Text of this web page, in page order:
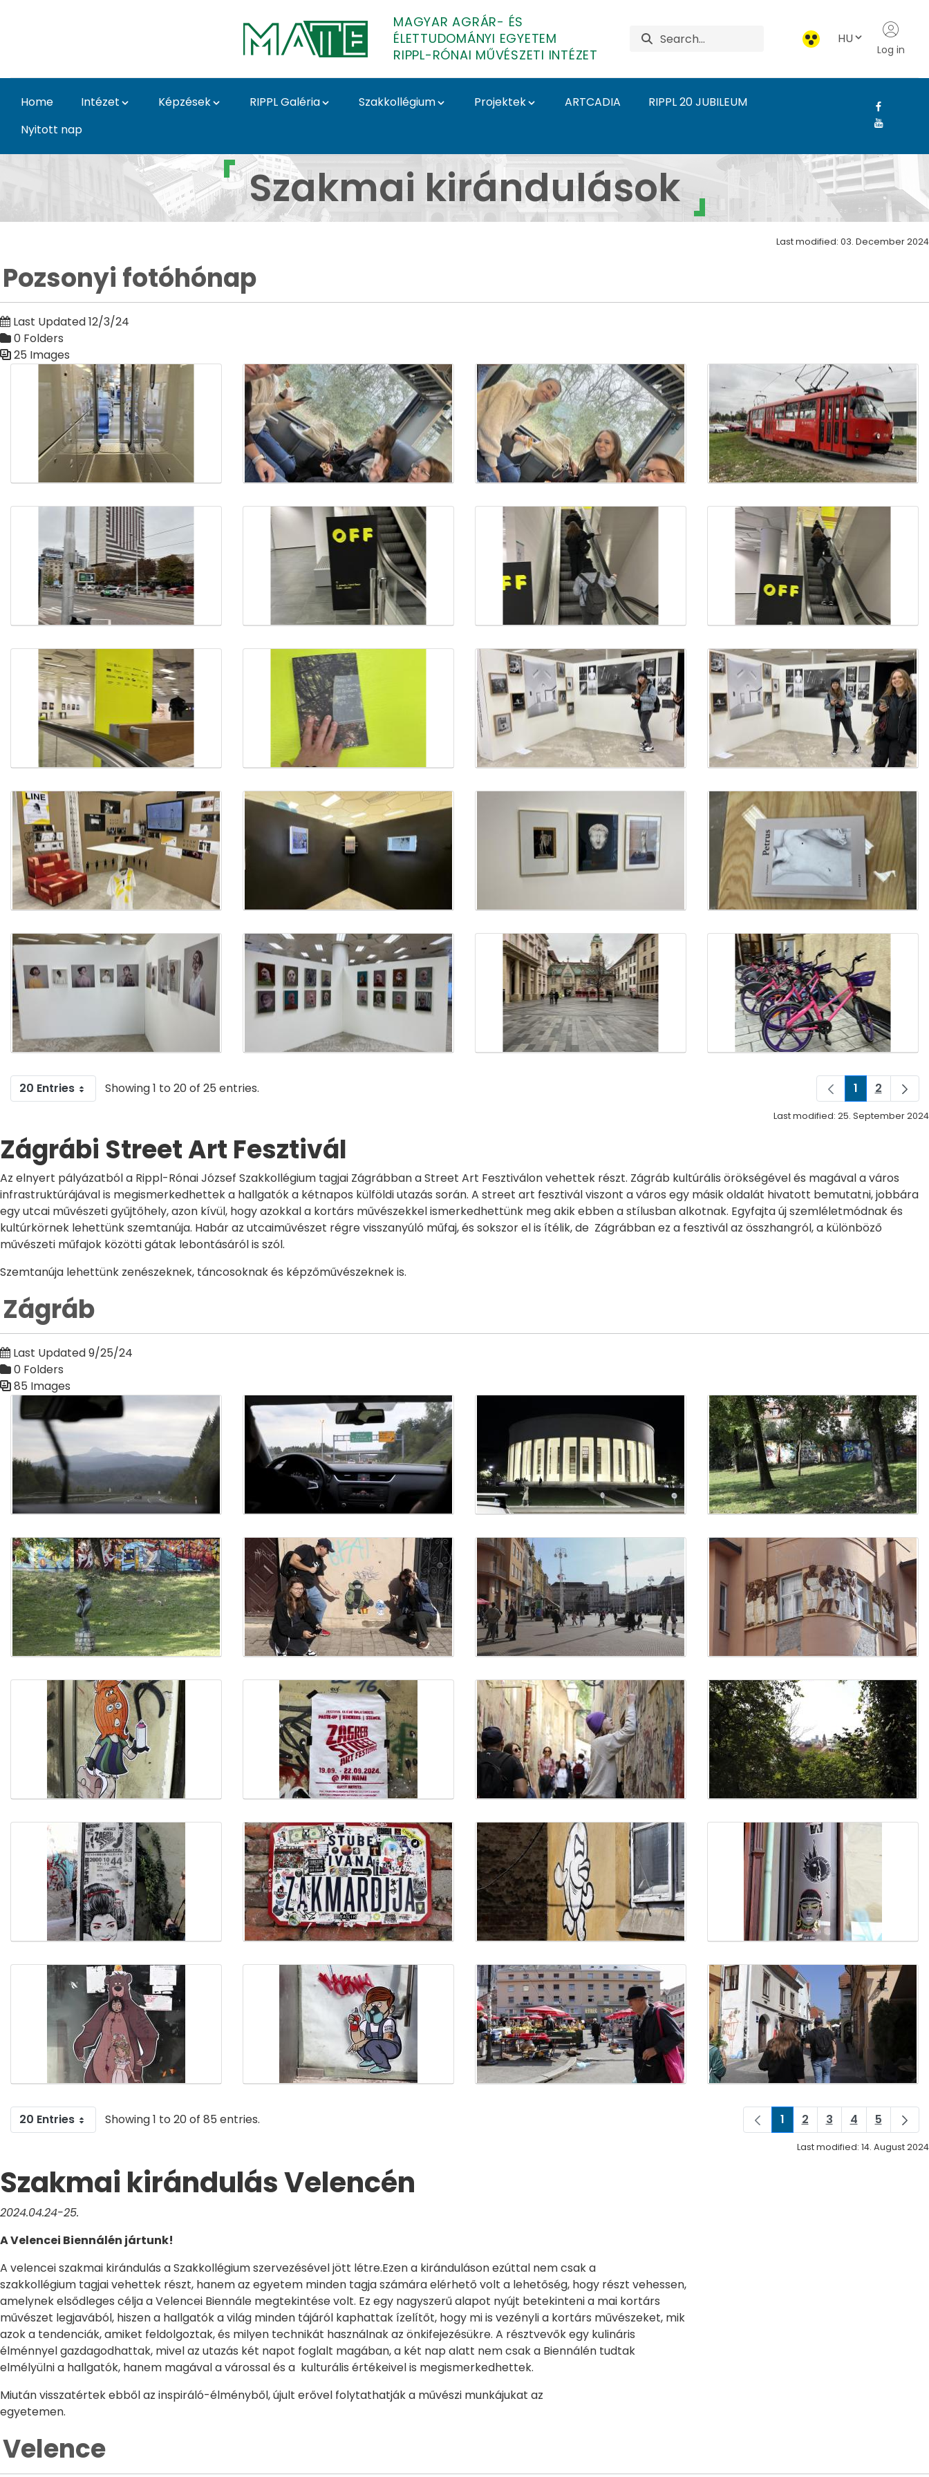
MAGYAR AGRÁR- ÉS
ÉLETTUDOMÁNYI EGYETEM
RIPPL-RÓNAI MŰVÉSZETI INTÉZET
HU
Log in
Home Intézet Képzések RIPPL Galéria Szakkollégium Projektek ARTCADIA
RIPPL 20 JUBILEUM
Nyitott nap
Pozsonyi fotóhónap Zágráb Velence Bécs Bárdudvarnok -
Szakmai kirándulások
Last modified: 03. December 2024
Pozsonyi fotóhónap
Last Updated 12/3/24
0 Folders
25 Images
Media Gallery
20 Entries Showing 1 to 20 of 25 entries. Page
1 Page
2
Last modified: 25. September 2024
Zágrábi Street Art Fesztivál
Az elnyert pályázatból a Rippl-Rónai József Szakkollégium tagjai Zágrábban a Street Art Fesztiválon vehettek részt. Zágráb kultúrális örökségével és magával a város
infrastruktúrájával is megismerkedhettek a hallgatók a kétnapos külföldi utazás során. A street art fesztivál viszont a város egy másik oldalát hivatott bemutatni, jobbára
egy utcai művészeti gyűjtőhely, azon kívül, hogy azokkal a kortárs művészekkel ismerkedhettünk meg akik ebben a stílusban alkotnak. Egyfajta új szemléletmódnak és
kultúrkörnek lehettünk szemtanúja. Habár az utcaiművészet régre visszanyúló műfaj, és sokszor el is ítélik, de Zágrábban ez a fesztivál az összhangról, a különböző
művészeti műfajok közötti gátak lebontásáról is szól.
Szemtanúja lehettünk zenészeknek, táncosoknak és képzőművészeknek is.
Zágráb
Last Updated 9/25/24
0 Folders
85 Images
Media Gallery
20 Entries Showing 1 to 20 of 85 entries. Page
1 Page
2 Page
3 Page
4 Page
5
Last modified: 14. August 2024
Szakmai kirándulás Velencén
2024.04.24-25.
A Velencei Biennálén jártunk!
A velencei szakmai kirándulás a Szakkollégium szervezésével jött létre.Ezen a kiránduláson ezúttal nem csak a
szakkollégium tagjai vehettek részt, hanem az egyetem minden tagja számára elérhető volt a lehetőség, hogy részt vehessen,
amelynek elsődleges célja a Velencei Biennále megtekintése volt. Ez egy nagyszerű alapot nyújt betekinteni a mai kortárs
művészet legjavából, hiszen a hallgatók a világ minden tájáról kaphattak ízelítőt, hogy mi is vezényli a kortárs művészeket, mik
azok a tendenciák, amiket feldolgoztak, és milyen technikát használnak az önkifejezésükre. A résztvevők egy kulináris
élménnyel gazdagodhattak, mivel az utazás két napot foglalt magában, a két nap alatt nem csak a Biennálén tudtak
elmélyülni a hallgatók, hanem magával a várossal és a kulturális értékeivel is megismerkedhettek.
Miután visszatértek ebből az inspiráló-élményből, újult erővel folytathatják a művészi munkájukat az
egyetemen.
Velence